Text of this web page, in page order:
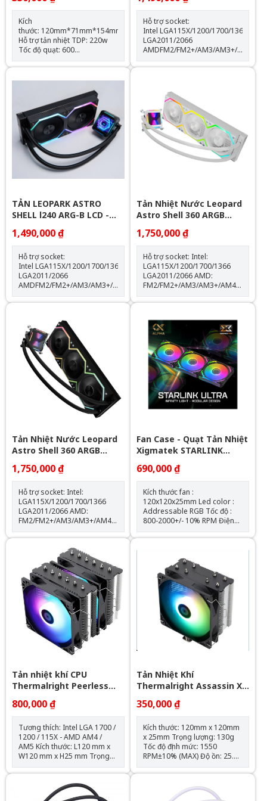
Kích
thước: 120mm*71mm*154mm
Hỗ trợ tản nhiệt TDP: 220w
Tốc độ quạt: 600
-1500RPM(±10%) Hỗ trợ
Socket LGA 1700 & AM5
Trang bị 4 ống đồng dẫn
nhiệt Quạt tản nhiệt: 120mm
Hỗ trợ socket:
Intel LGA115X/1200/1700/1366
LGA2011/2066
AMDFM2/FM2+/AM3/AM3+/AM4/
Thông số kỹ thuật: Kích thước
quạt: 120*120*25mm Tốc độ
thọ quạt: 40.000 giờ Độ ồn:
31.5dBA Vòng bi: Hydraulic
Tuổi thọ máy bơm: 30.000 giờ
độ ồn: 30dBA tốc độ bơm:
2400 +- 10%
TẢN LEOPARK ASTRO
SHELL l240 ARG-B LCD -
1,490,000 ₫
Hỗ trợ socket:
Intel LGA115X/1200/1700/1366
LGA2011/2066
AMDFM2/FM2+/AM3/AM3+/AM4/AM5
Thông số kỹ thuật: Kích thước
quạt: 120*120*25mm Tốc độ
Lưu lượng gió: 64.3CFM Tuổi
thọ quạt: 40.000 giờ Độ ồn:
31.5dBA Vòng bi: Hydraulic
Tuổi thọ máy bơm: 30.000 giờ
độ ồn: 30dBA tốc độ bơm:
2400 +- 10%
Tản Nhiệt Nước Leopard
Astro Shell 360 ARGB
Digital LCD - White
1,750,000 ₫
Hỗ trợ socket: Intel:
LGA115X/1200/1700/1366
LGA2011/2066 AMD:
FM2/FM2+/AM3/AM3+/AM4/AM5
Kích thước khối rad:
397*120*60.5mm Kích thước
quạt: 600-2000RPM +-10%
Lưu lượng gió: 64.3CFM Tuổi
thọ quạt: 40.000 giờ Độ ồn:
31.5dBA Vòng bi: Hydraulic
Tuổi thọ máy bơm: 30.000 giờ
Độ ồn: 30dBA Tốc độ bơm:
2400 +- 10%
Tản Nhiệt Nước Leopard
Astro Shell 360 ARGB
Digital LCD - Black
1,750,000 ₫
Hỗ trợ socket: Intel:
LGA115X/1200/1700/1366
LGA2011/2066 AMD:
FM2/FM2+/AM3/AM3+/AM4/AM5
Kích thước khối rad:
397*120*60.5mm Kích thước
quạt: 120*120*25mm Tốc độ
quạt: 600-2000RPM +-10%
Lưu lượng gió: 64.3CFM Tuổi
thọ quạt: 40.000 giờ Độ ồn:
31.5dBA Vòng bi: Hydraulic
Tuổi thọ máy bơm: 30.000 giờ
Độ ồn: 30dBA Tốc độ bơm:
2400 +- 10%
Fan Case - Quạt Tản Nhiệt
Xigmatek STARLINK
ULTRA - EN40412 ARGB (
Bộ 3 Fan)
690,000 ₫
Kích thước fan :
120x120x25mm Led color :
Addressable RGB Tốc độ :
800-2000+/- 10% RPM Điện
áp fan : 12v - 0.16A - 1.92W
Điện áp led : 5v - 0.864A -
Pressure : 2.05mmH2O Bộ 3
fan kèm theo hub điều khiển
và remote
Tản nhiệt khí CPU
Thermalright Peerless
Assassin 120 SE ARGB
(Đen, 2 Tháp)
800,000 ₫
Tương thích: Intel LGA 1700 /
1200 / 115X - AMD AM4 /
AM5 Kích thước: L120 mm x
W120 mm x H25 mm Trọng
lượng: 120g Tốc độ định mức:
1550 RPM ± 10% (MAX) Mức
ồn: 25,6 dBA Lưu lượng
không khí: 66,17 CFM (MAX)
Tản Nhiệt Khí
Thermalright Assassin X
120 Refined SE RGB V2
350,000 ₫
Kích thước: 120mm x 120mm
x 25mm Trọng lượng: 130g
Tốc độ định mức: 1550
RPM±10% (MAX) Độ ồn: 25.6
dBA Lưu lượng không khí:
66,17 CFM (MAX) Áp suất
không khí: 1.53mm H2O